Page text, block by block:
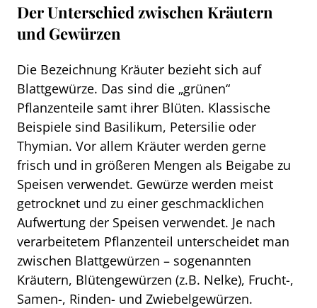
Der Unterschied zwischen Kräutern
und Gewürzen
Die Bezeichnung Kräuter bezieht sich auf
Blattgewürze. Das sind die „grünen“
Pflanzenteile samt ihrer Blüten. Klassische
Beispiele sind Basilikum, Petersilie oder
Thymian. Vor allem Kräuter werden gerne
frisch und in größeren Mengen als Beigabe zu
Speisen verwendet. Gewürze werden meist
getrocknet und zu einer geschmacklichen
Aufwertung der Speisen verwendet. Je nach
verarbeitetem Pflanzenteil unterscheidet man
zwischen Blattgewürzen – sogenannten
Kräutern, Blütengewürzen (z.B. Nelke), Frucht-,
Samen-, Rinden- und Zwiebelgewürzen.